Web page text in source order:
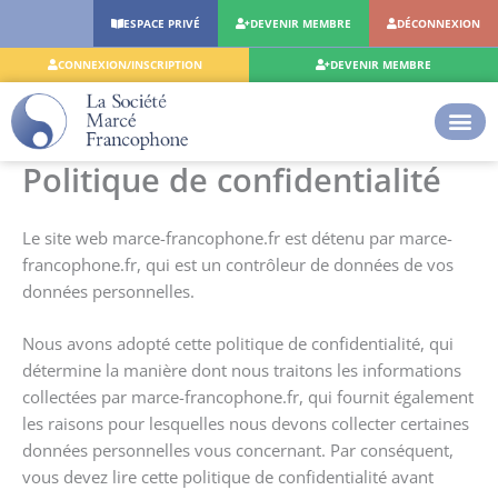
contenu
ESPACE PRIVÉ DEVENIR MEMBRE DÉCONNEXION
CONNEXION/INSCRIPTION DEVENIR MEMBRE
Politique de confidentialité
Le site web marce-francophone.fr est détenu par marce-
francophone.fr, qui est un contrôleur de données de vos
données personnelles.
Nous avons adopté cette politique de confidentialité, qui
détermine la manière dont nous traitons les informations
collectées par marce-francophone.fr, qui fournit également
les raisons pour lesquelles nous devons collecter certaines
données personnelles vous concernant. Par conséquent,
vous devez lire cette politique de confidentialité avant